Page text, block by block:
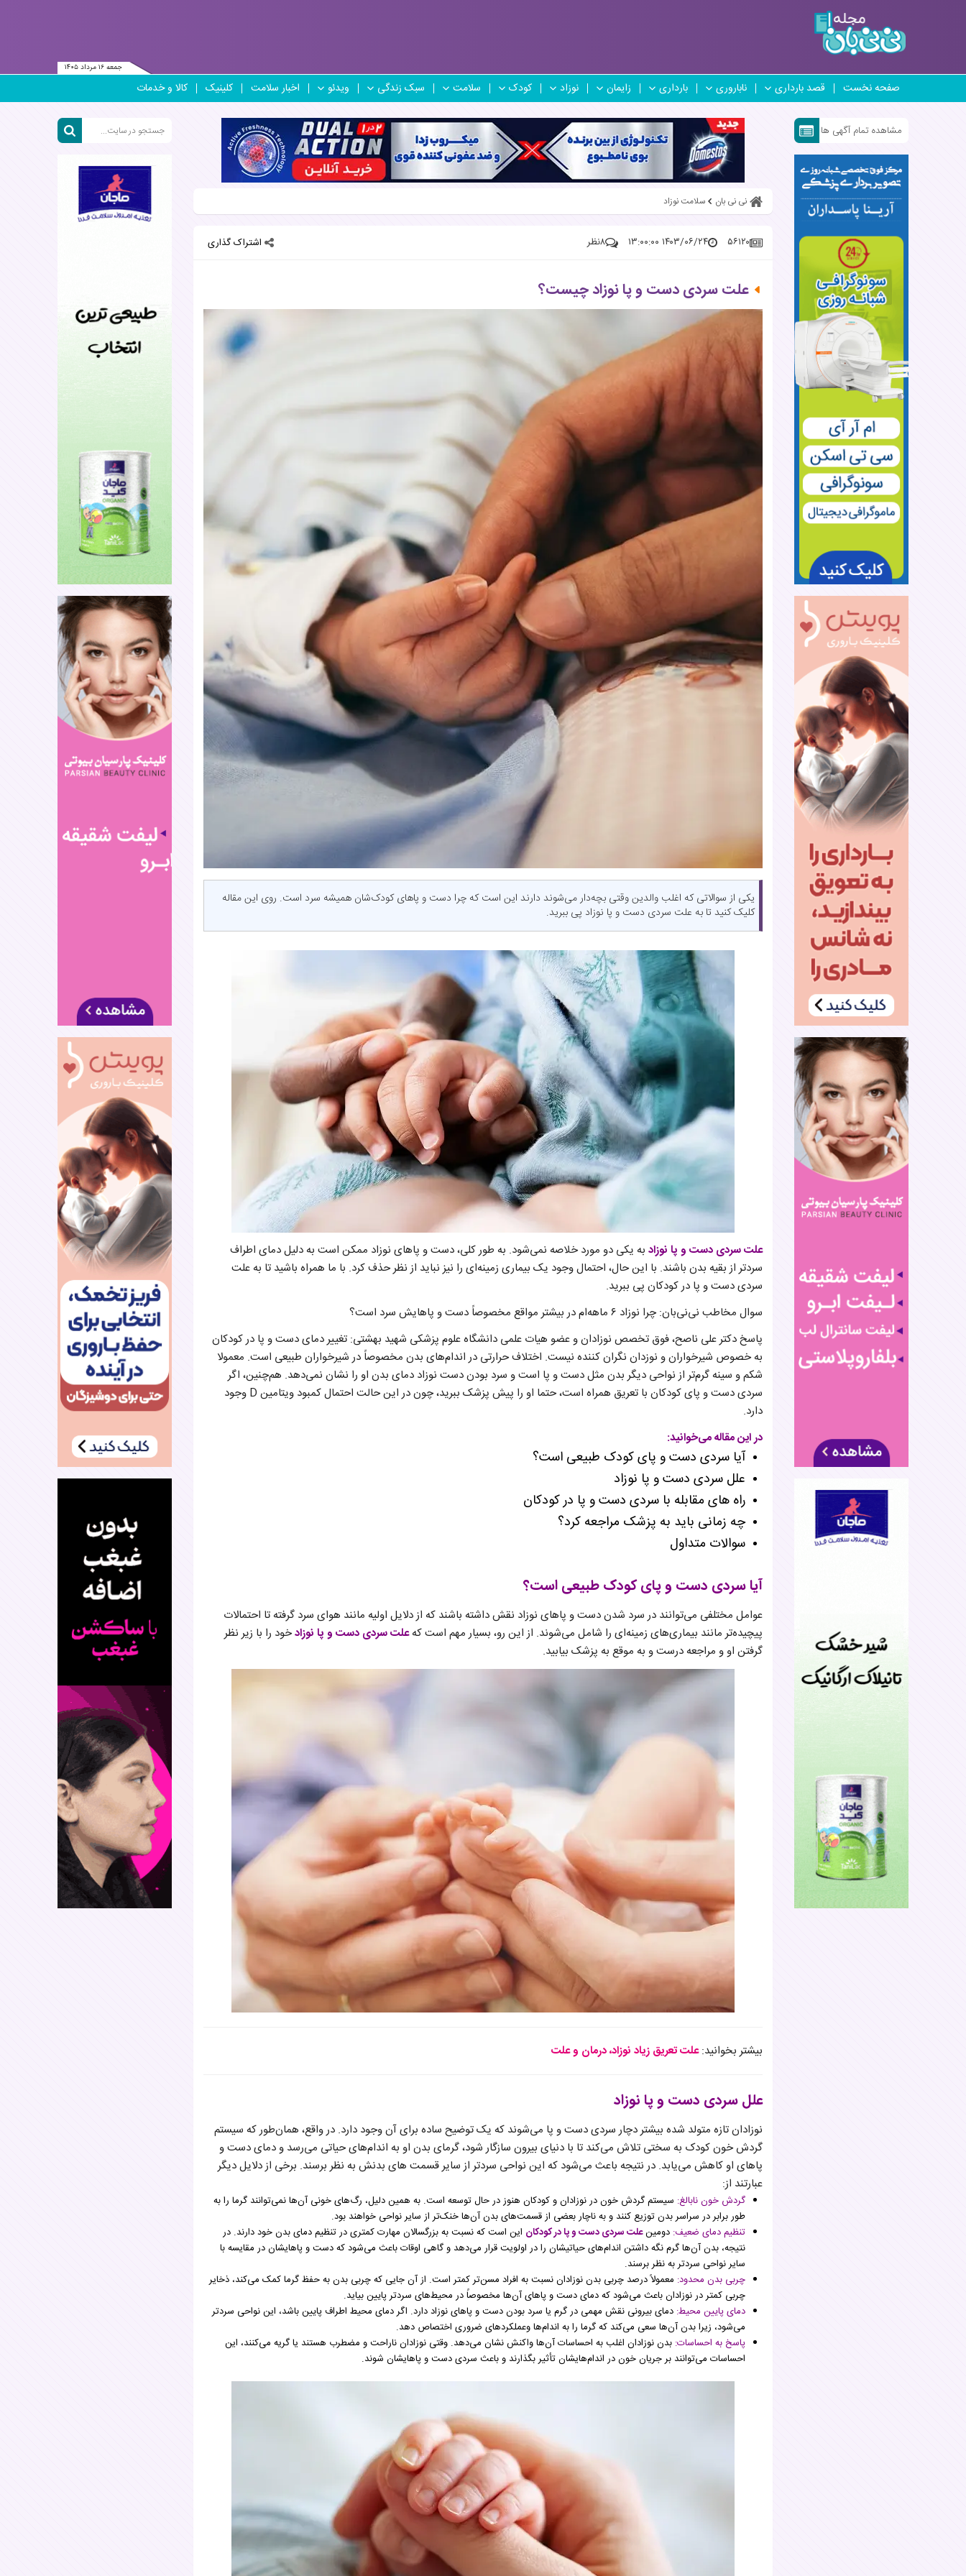
جمعه ۱۶ مرداد ۱۴۰۵
صفحه نخست قصد بارداری ناباروری بارداری زایمان نوزاد کودک سلامت سبک زندگی ویدئو اخبار سلامت کلینیک کالا و خدمات
مشاهده تمام آگهی ها
نی نی بان سلامت نوزاد
۵۶۱۲۰ ۱۴۰۳/۰۶/۲۴ ۱۳:۰۰:۰۰ ۸نظر اشتراک گذاری
علت سردی دست و پا نوزاد چیست؟
یکی از سوالاتی که اغلب والدین وقتی بچه‌دار می‌شوند دارند این است که چرا دست و پاهای کودک‌شان همیشه سرد است. روی این مقاله
کلیک کنید تا به علت سردی دست و پا نوزاد پی ببرید.
علت سردی دست و پا نوزاد به یکی دو مورد خلاصه نمی‌شود. به طور کلی، دست و پا‌های نوزاد ممکن است به دلیل دمای اطراف
سردتر از بقیه بدن باشند. با این حال، احتمال وجود یک بیماری زمینه‌ای را نیز نباید از نظر حذف کرد. با ما همراه باشید تا به علت
سردی دست و پا در کودکان پی ببرید.
سوال مخاطب نی‌نی‌بان: چرا نوزاد ۶ ماهه‌ام در بیشتر مواقع مخصوصاً دست و پاهایش سرد است؟
پاسخ دکتر علی ناصح، فوق ‌تخصص نوزادان و عضو هیات علمی دانشگاه علوم پزشکی شهید بهشتی: تغییر دمای دست و پا در کودکان
به خصوص شیرخواران و نوزدان نگران‌ کننده نیست. اختلاف حرارتی در اندام‌های بدن مخصوصاً در شیرخواران طبیعی است. معمولا
شکم و سینه گرم‌تر از نواحی دیگر بدن مثل دست و پا است و سرد بودن دست نوزاد دمای بدن او را نشان نمی‌دهد. هم‌چنین، اگر
سردی دست و پای کودکان با تعریق همراه است، حتما او را پیش پزشک ببرید، چون در این حالت احتمال کمبود ویتامین D وجود
دارد.
در این مقاله می‌خوانید:
آیا سردی دست و پای کودک طبیعی است؟
علل سردی دست و پا نوزاد
راه های مقابله با سردی دست و پا در کودکان
چه زمانی باید به پزشک مراجعه کرد؟
سوالات متداول
آیا سردی دست و پای کودک طبیعی است؟
عوامل مختلفی می‌توانند در سرد شدن دست و پا‌های نوزاد نقش داشته باشند که از دلایل اولیه مانند هوای سرد گرفته تا احتمالات
پیچیده‌تر مانند بیماری‌های زمینه‌ای را شامل می‌شوند. از این رو، بسیار مهم است کهعلت سردی دست و پا نوزادخود را با زیر نظر
گرفتن او و مراجعه درست و به موقع به پزشک بیابید.
بیشتر بخوانید:علت تعریق زیاد نوزاد، درمان و علت
علل سردی دست و پا نوزاد
نوزادان تازه متولد شده بیشتر دچار سردی دست و پا می‌شوند که یک توضیح ساده برای آن وجود دارد. در واقع، همان‌طور که سیستم
گردش خون کودک به سختی تلاش می‌کند تا با دنیای بیرون سازگار شود، گرمای بدن او به اندام‌های حیاتی می‌رسد و دمای دست و
پاهای او کاهش می‌یابد. در نتیجه باعث می‌شود که این نواحی سردتر از سایر قسمت های بدنش به نظر برسند. برخی از دلایل دیگر
عبارتند از:
گردش خون نابالغ: سیستم گردش خون در نوزادان و کودکان هنوز در حال توسعه است. به همین دلیل، رگ‌های خونی آن‌ها نمی‌توانند گرما را به
طور برابر در سراسر بدن توزیع کنند و به ناچار بعضی از قسمت‌های بدن آن‌ها خنک‌تر از سایر نواحی خواهند بود.
تنظیم دمای ضعیف: دومینعلت سردی دست و پا در کودکان این است که نسبت به بزرگسالان مهارت کمتری در تنظیم دمای بدن خود دارند. در
نتیجه، بدن آن‌ها گرم نگه داشتن اندام‌های حیاتیشان را در اولویت قرار می‌دهد و گاهی اوقات باعث می‌شود که دست و پاهایشان در مقایسه با
سایر نواحی سردتر به نظر برسند.
چربی بدن محدود: معمولاً درصد چربی بدن نوزادان نسبت به افراد مسن‌تر کمتر است. از آن جایی که چربی بدن به حفظ گرما کمک می‌کند، ذخایر
چربی کمتر در نوزادان باعث می‌شود که دمای دست و پاهای آن‌ها مخصوصاً در محیط‌های سردتر پایین‌ بیاید.
دمای پایین محیط:دمای بیرونی نقش مهمی در گرم یا سرد بودن دست و پاهای نوزاد دارد. اگر دمای محیط اطراف پایین باشد، این نواحی سردتر
می‌شود، زیرا بدن آن‌ها سعی می‌کند که گرما را به اندام‌ها وعملکردهای ضروری اختصاص دهد.
پاسخ به احساسات: بدن نوزادان اغلب به احساسات آن‌ها واکنش نشان می‌دهد. وقتی نوزادان ناراحت و مضطرب هستند یا گریه می‌کنند، این
احساسات می‌توانند بر جریان خون در اندام‌هایشان تأثیر بگذارند و باعث سردی دست‌ و پاهایشان شوند.